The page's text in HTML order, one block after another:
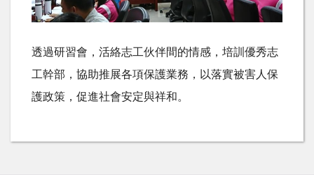
透過研習會，活絡志工伙伴間的情感，培訓優秀志
工幹部，協助推展各項保護業務，以落實被害人保
護政策，促進社會安定與祥和。